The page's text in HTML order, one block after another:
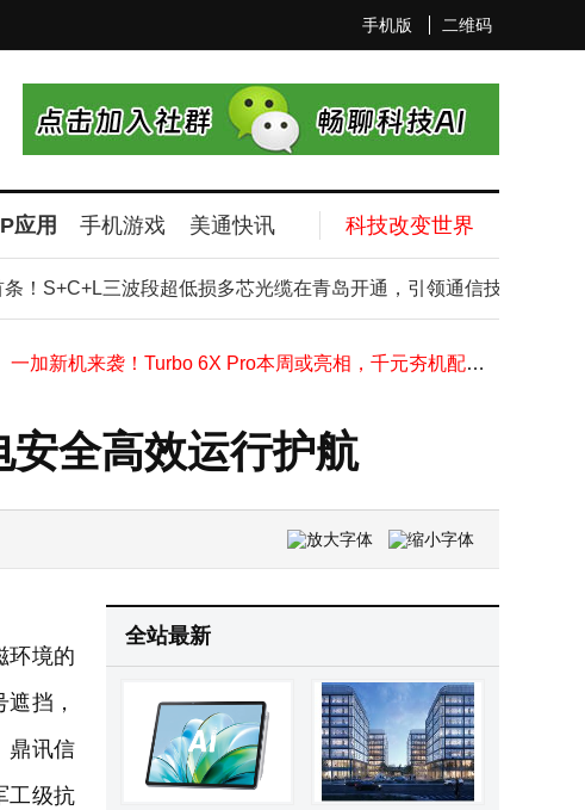
手机版 二维码
应用 手机游戏 美通快讯 科技改变世界
S+C+L三波段超低损多芯光缆在青岛开通，引领通信技术新飞跃
追觅Pre-IPO融资引抢筹，小米200倍回报离场，目标1500亿市值待启
一加新机来袭！Turbo 6X Pro本周或亮相，千元夯机配置亮点多
均衡无短板，颜值续航双在线！vivo S60元气版全面评测来袭
宇树科技今日科创板上会，拟募资超42亿，冲刺A股人形机器人第一股
全高效运行护航
环境的
挡，
鼎讯信
工级抗
全站最新